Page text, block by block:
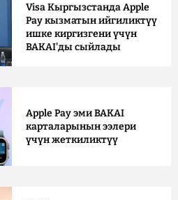
Visa Кыргызстанда Apple
Pay кызматын ийгиликтүү
ишке киргизгени үчүн
BAKAI'ды сыйлады
Apple Pay эми BAKAI
карталарынын ээлери
үчүн жеткиликтүү